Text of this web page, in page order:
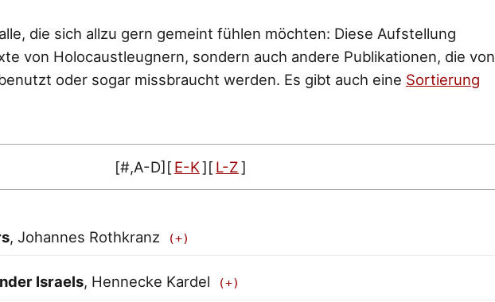
die sich allzu gern gemeint fühlen möchten: Diese Aufstellung
von Holocaustleugnern, sondern auch andere Publikationen, die von
oder sogar missbraucht werden. Es gibt auch eine Sortierung
[#,A-D] [ E-K][ L-Z]
, Johannes Rothkranz
Israels, Hennecke Kardel